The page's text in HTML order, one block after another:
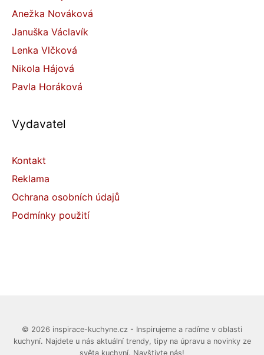
Anežka Nováková
Januška Václavík
Lenka Vlčková
Nikola Hájová
Pavla Horáková
Vydavatel
Kontakt
Reklama
Ochrana osobních údajů
Podmínky použití
© 2026 inspirace-kuchyne.cz - Inspirujeme a radíme v oblasti
kuchyní. Najdete u nás aktuální trendy, tipy na úpravu a novinky ze
světa kuchyní. Navštivte nás!